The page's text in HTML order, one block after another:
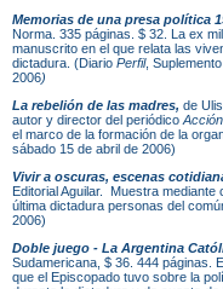
Memorias de una presa política
Norma. 335 páginas. $ 32. La ex
manuscrito en el que relata las
dictadura. (Diario Perfil, Suplemento
2006)
La rebelión de las madres, de
autor y director del periódico Acción
el marco de la formación de la
sábado 15 de abril de 2006)
Vivir a oscuras, escenas
Editorial Aguilar. Muestra
última dictadura personas del
2006)
Doble juego - La Argentina
Sudamericana, $ 36. 444 páginas.
que el Episcopado tuvo sobre la